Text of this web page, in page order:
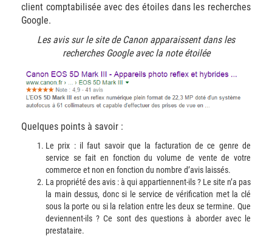
client comptabilisée avec des étoiles dans les recherches
Google.
Les avis sur le site de Canon apparaissent dans les
recherches Google avec la note étoilée
Quelques points à savoir :
Le prix : il faut savoir que la facturation de ce genre de
service se fait en fonction du volume de vente de votre
commerce et non en fonction du nombre d’avis laissés.
La propriété des avis : à qui appartiennent-ils ? Le site n’a pas
la main dessus, donc si le service de vérification met la clé
sous la porte ou si la relation entre les deux se termine. Que
deviennent-ils ? Ce sont des questions à aborder avec le
prestataire.